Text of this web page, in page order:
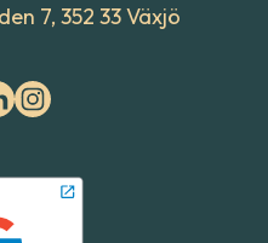
7, 352 33 Växjö